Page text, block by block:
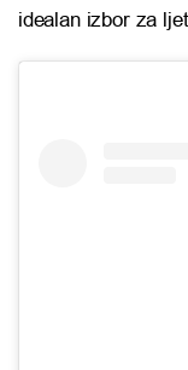
idealan izbor za